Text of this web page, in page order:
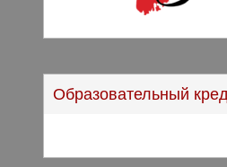
Образовательный